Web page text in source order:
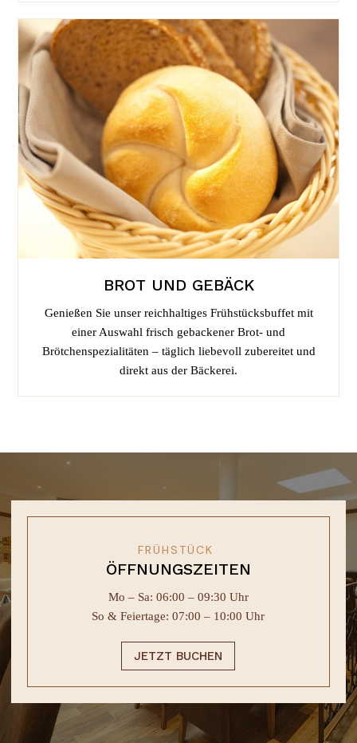
BROT UND GEBÄCK
Genießen Sie unser reichhaltiges Frühstücksbuffet mit
einer Auswahl frisch gebackener Brot- und
Brötchenspezialitäten – täglich liebevoll zubereitet und
direkt aus der Bäckerei.
FRÜHSTÜCK
ÖFFNUNGSZEITEN
Mo – Sa: 06:00 – 09:30 Uhr
So & Feiertage: 07:00 – 10:00 Uhr
JETZT BUCHEN